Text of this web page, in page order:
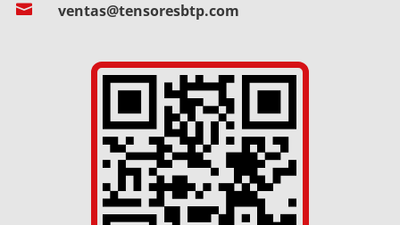
 ventas@tensoresbtp.com